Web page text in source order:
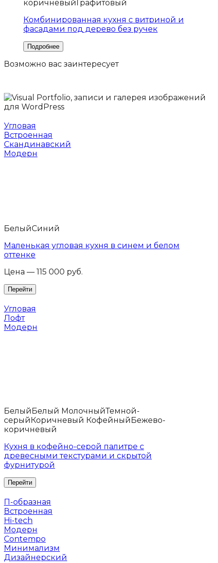
коричневый Графитовый
Комбинированная кухня с витриной и
фасадами под дерево без ручек
Возможно вас заинтересует
Угловая
Встроенная
Скандинавский
Модерн
БелыйСиний
Маленькая угловая кухня в синем и белом
оттенке
Цена — 115 000 руб.
Угловая
Лофт
Модерн
Белый Белый МолочныйТемной-
серый Коричневый Кофейный Бежево-
коричневый
Кухня в кофейно-серой палитре с
древесными текстурами и скрытой
фурнитурой
П-образная
Встроенная
Hi-tech
Модерн
Contempo
Минимализм
Дизайнерский